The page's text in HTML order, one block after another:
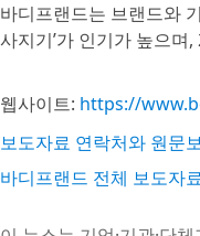
바디프랜드는 브랜드와
사지기’가 인기가 높으며
웹사이트: https://
보도자료 연락처와 원문
바디프랜드 전체 보도자